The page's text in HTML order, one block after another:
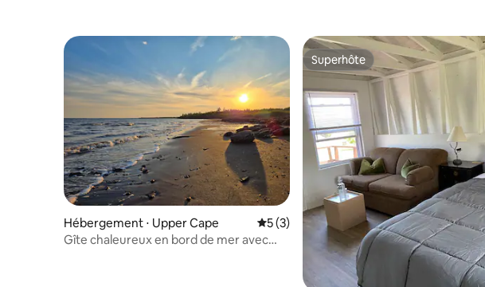
Hébergement ⋅ Upper Cape Évaluation moyenne sur la base de 3
5 (3)
Gîte chaleureux en bord de mer avec
Superhôte
Superhôte